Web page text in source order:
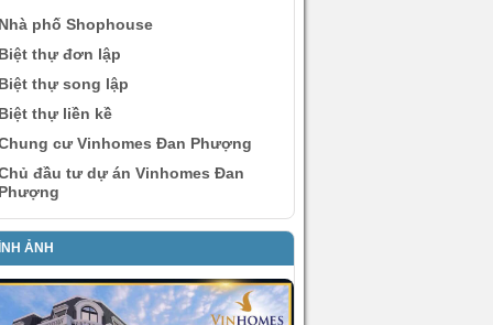
phố Shophouse
thự đơn lập
thự song lập
thự liền kề
cư Vinhomes Đan Phượng
đầu tư dự án Vinhomes Đan
ẢNH